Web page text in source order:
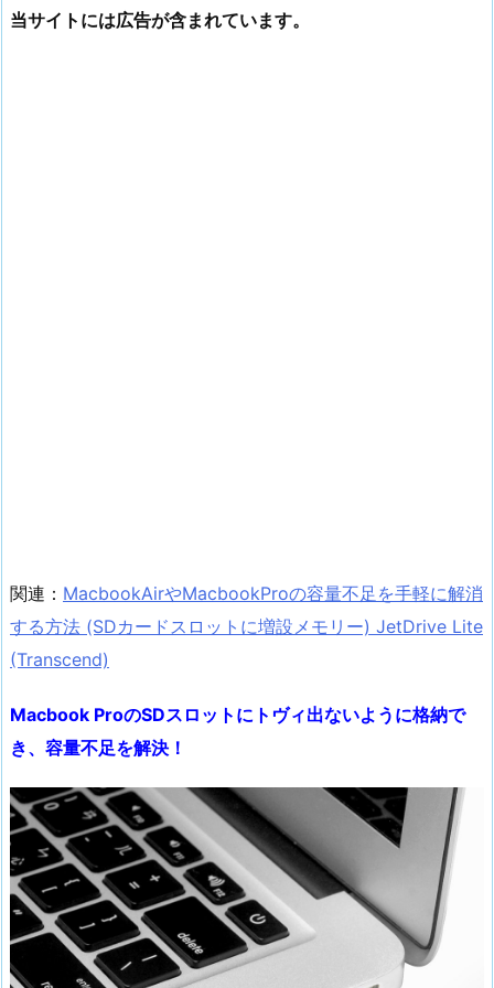
当サイトには広告が含まれています。
関連： MacbookAirやMacbookProの容量不足を手軽に解消
する方法 (SDカードスロットに増設メモリー) JetDrive Lite
(Transcend)
Macbook ProのSDスロットにトヴィ出ないように格納で
き、容量不足を解決！